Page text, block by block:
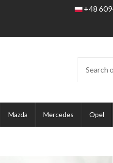
+48
Mazda Mercedes Opel